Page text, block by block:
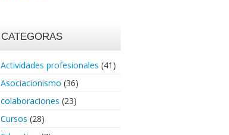
CATEGORAS
Actividades profesionales (41)
Asociacionismo (36)
colaboraciones (23)
Cursos (28)